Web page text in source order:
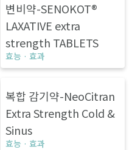
변비약-SENOKOT®
LAXATIVE extra
strength TABLETS
효능 · 효과
복합 감기약-NeoCitran
Extra Strength Cold &
Sinus
효능 · 효과